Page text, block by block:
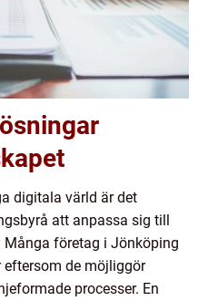
digitala värld är det
att anpassa sig till
företag i Jönköping
de möjliggör
processer. En